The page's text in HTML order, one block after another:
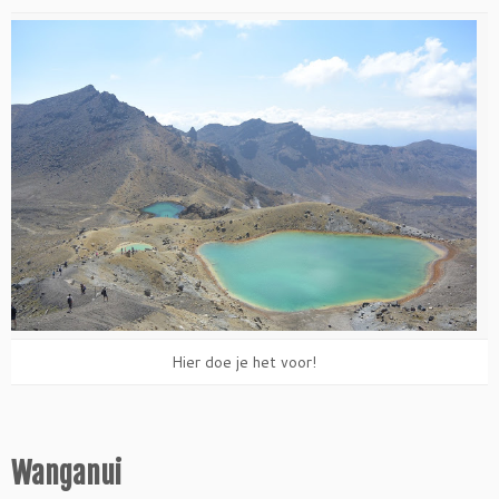
Hier doe je het voor!
Wanganui